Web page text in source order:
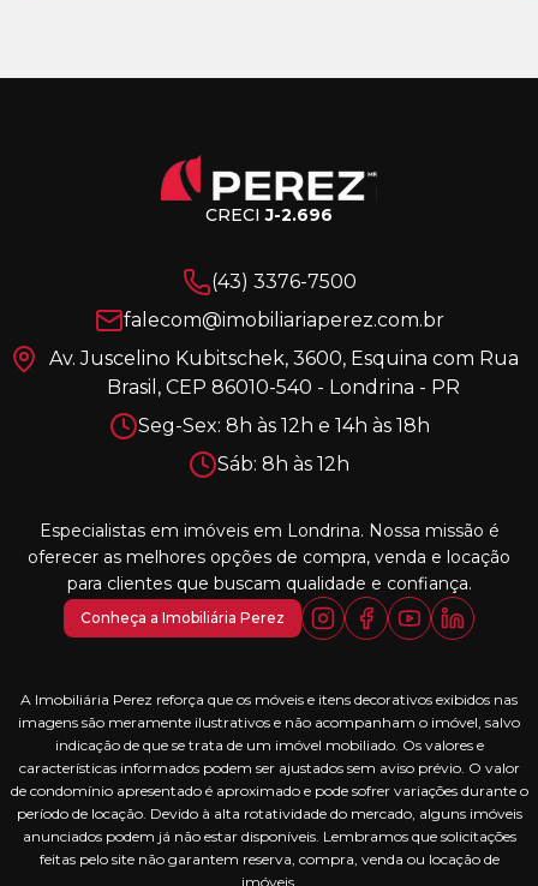
CRECIJ-2.696
(43) 3376-7500
falecom@imobiliariaperez.com.br
Av. Juscelino Kubitschek, 3600, Esquina com Rua
Brasil, CEP 86010-540 - Londrina - PR
Seg-Sex: 8h às 12h e 14h às 18h
Sáb: 8h às 12h
Especialistas em imóveis em Londrina. Nossa missão é
oferecer as melhores opções de compra, venda e locação
para clientes que buscam qualidade e confiança.
Conheça a Imobiliária Perez
A Imobiliária Perez reforça que os móveis e itens decorativos exibidos nas
imagens são meramente ilustrativos e não acompanham o imóvel, salvo
indicação de que se trata de um imóvel mobiliado. Os valores e
características informados podem ser ajustados sem aviso prévio. O valor
de condomínio apresentado é aproximado e pode sofrer variações durante o
período de locação. Devido à alta rotatividade do mercado, alguns imóveis
anunciados podem já não estar disponíveis. Lembramos que solicitações
feitas pelo site não garantem reserva, compra, venda ou locação de
imóveis.